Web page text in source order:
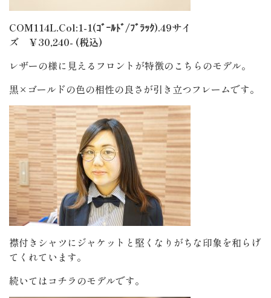
COM114L.Col:1-1(ｺﾞｰﾙﾄﾞ/ﾌﾞﾗｯｸ).49サイ
ズ ￥30,240- (税込)
レザーの様に見えるフロントが特徴のこちらのモデル。
黒×ゴールドの色の相性の良さが引き立つフレームです。
襟付きシャツにジャケットと堅くなりがちな印象を和らげ
てくれています。
続いてはコチラのモデルです。